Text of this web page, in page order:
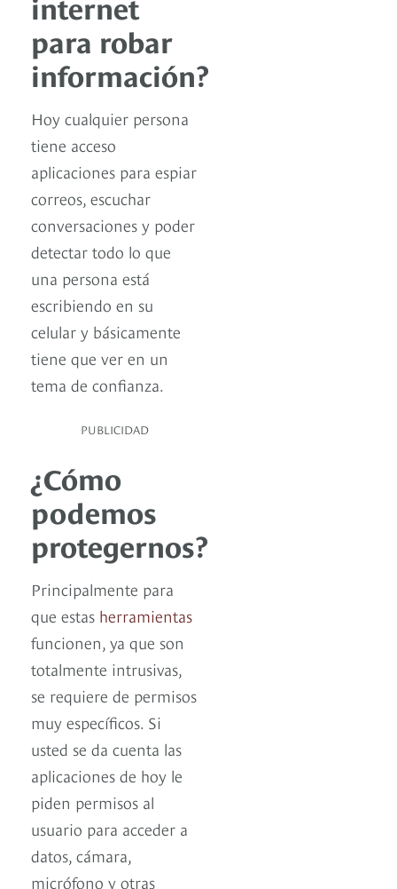
para robar
información?
Hoy cualquier persona
tiene acceso
aplicaciones para espiar
correos, escuchar
conversaciones y poder
detectar todo lo que
una persona está
escribiendo en su
celular y básicamente
tiene que ver en un
tema de confianza.
PUBLICIDAD
¿Cómo
podemos
protegernos?
Principalmente para
que estas herramientas
funcionen, ya que son
totalmente intrusivas,
se requiere de permisos
muy específicos. Si
usted se da cuenta las
aplicaciones de hoy le
piden permisos al
usuario para acceder a
datos, cámara,
micrófono y otras